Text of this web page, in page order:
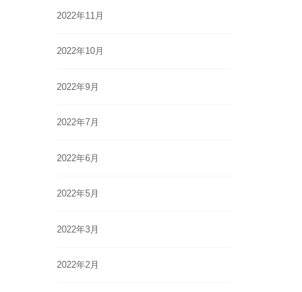
2022年11月
2022年10月
2022年9月
2022年7月
2022年6月
2022年5月
2022年3月
2022年2月